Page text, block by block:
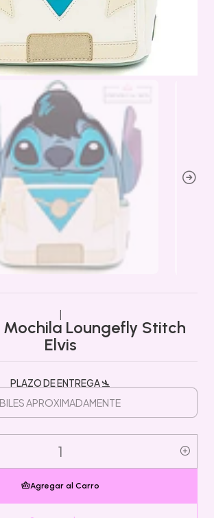
Mochila Loungefly Stitch
Elvis
PLAZO DE ENTREGA 🛬
Agregar al Carro